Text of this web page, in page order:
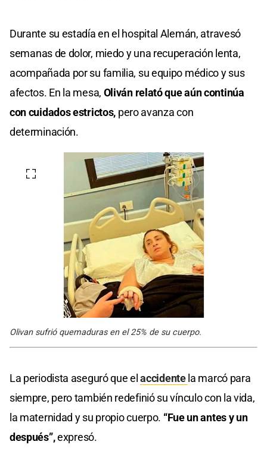
Durante su estadía en el hospital Alemán, atravesó
semanas de dolor, miedo y una recuperación lenta,
acompañada por su familia, su equipo médico y sus
afectos. En la mesa, Oliván relató que aún continúa
con cuidados estrictos, pero avanza con
determinación.
Olivan sufrió quemaduras en el 25% de su cuerpo.
La periodista aseguró que elaccidente la marcó para
siempre, pero también redefinió su vínculo con la vida,
la maternidad y su propio cuerpo. “Fue un antes y un
después”,expresó.